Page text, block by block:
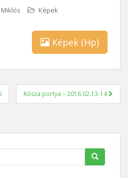
Képek
Képek (Hp)
Kósza portya – 2016.02.13-14